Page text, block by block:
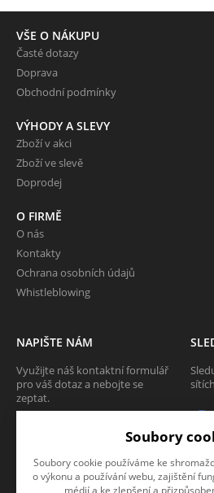
VŠE O NÁKUPU
Časté dotazy
Doprava
Obchodní podmínky
VÝHODY A SLEVY
Zboží v akci
Zboží ve slevě
Doprodej
O FIRMĚ
O nás
Kontakty
Ochrana osobních údajů
Whistleblowing
NAPIŠTE NÁM
Využijte náš kontaktní formulář
pro váš dotaz a nebojte se
zeptat.
Soubory
Soubory cookie používáme ke
o výkonu a používání webu, zajištění
médií a ke zlepšení a